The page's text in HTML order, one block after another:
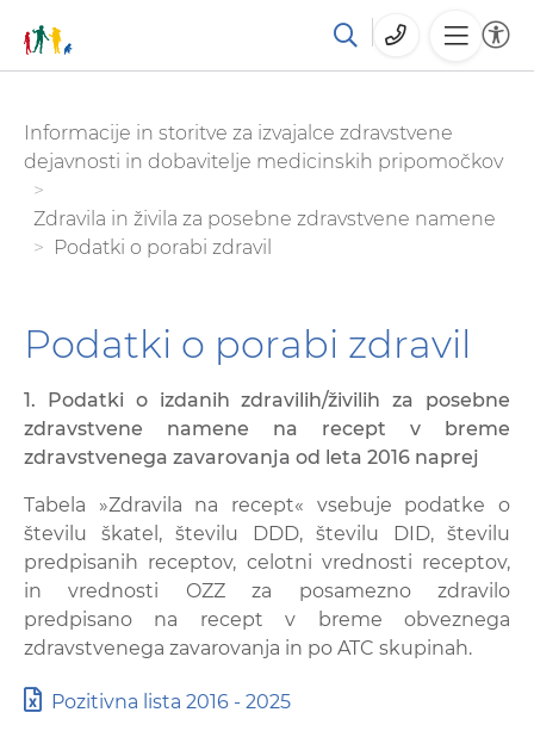
glavno
vsebino
You are here:
Informacije in storitve za izvajalce zdravstvene
dejavnosti in dobavitelje medicinskih pripomočkov
Zdravila in živila za posebne zdravstvene namene
Podatki o porabi zdravil
Podatki o porabi zdravil
1. Podatki o izdanih zdravilih/živilih za posebne
zdravstvene namene na recept v breme
zdravstvenega zavarovanja od leta 2016 naprej
Tabela »Zdravila na recept« vsebuje podatke o
številu škatel, številu DDD, številu DID, številu
predpisanih receptov, celotni vrednosti receptov,
in vrednosti OZZ za posamezno zdravilo
predpisano na recept v breme obveznega
zdravstvenega zavarovanja in po ATC skupinah.
Pozitivna lista 2016 - 2025